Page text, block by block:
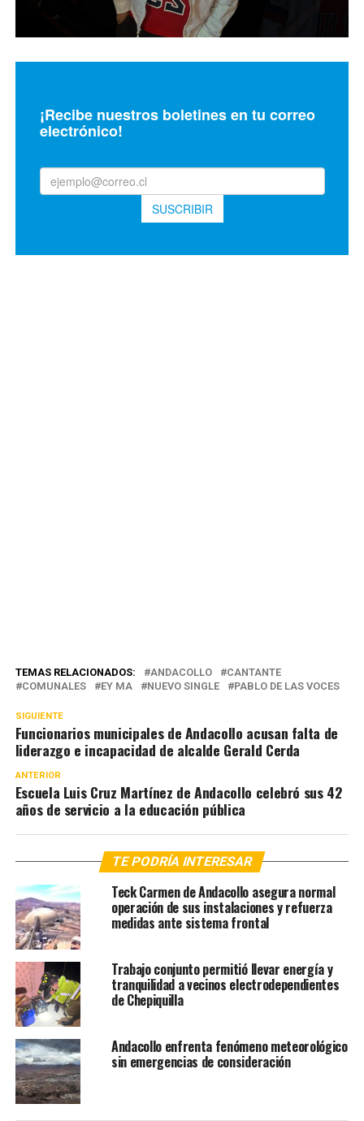
TEMAS RELACIONADOS: ANDACOLLO
CANTANTE
COMUNALES
EY MA NUEVO SINGLE PABLO DE LAS VOCES
SIGUIENTE
Funcionarios municipales de Andacollo acusan falta de
liderazgo e incapacidad de alcalde Gerald Cerda
ANTERIOR
Escuela Luis Cruz Martínez de Andacollo celebró sus 42
años de servicio a la educación pública
TE PODRÍA INTERESAR
Teck Carmen de Andacollo asegura normal
operación de sus instalaciones y refuerza
medidas ante sistema frontal
Trabajo conjunto permitió llevar energía y
tranquilidad a vecinos electrodependientes
de Chepiquilla
Andacollo enfrenta fenómeno meteorológico
sin emergencias de consideración